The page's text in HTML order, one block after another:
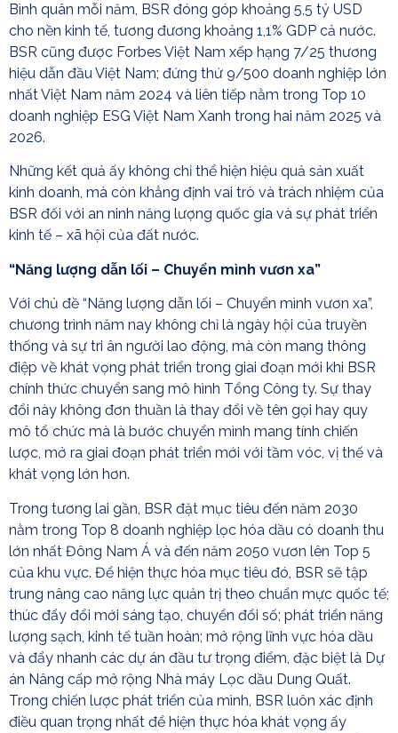
Bình quân mỗi năm, BSR đóng góp khoảng 5,5 tỷ USD
cho nền kinh tế, tương đương khoảng 1,1% GDP cả nước.
BSR cũng được Forbes Việt Nam xếp hạng 7/25 thương
hiệu dẫn đầu Việt Nam; đứng thứ 9/500 doanh nghiệp lớn
nhất Việt Nam năm 2024 và liên tiếp nằm trong Top 10
doanh nghiệp ESG Việt Nam Xanh trong hai năm 2025 và
2026.
Những kết quả ấy không chỉ thể hiện hiệu quả sản xuất
kinh doanh, mà còn khẳng định vai trò và trách nhiệm của
BSR đối với an ninh năng lượng quốc gia và sự phát triển
kinh tế – xã hội của đất nước.
“Năng lượng dẫn lối – Chuyển mình vươn xa”
Với chủ đề “Năng lượng dẫn lối – Chuyển mình vươn xa”,
chương trình năm nay không chỉ là ngày hội của truyền
thống và sự tri ân người lao động, mà còn mang thông
điệp về khát vọng phát triển trong giai đoạn mới khi BSR
chính thức chuyển sang mô hình Tổng Công ty. Sự thay
đổi này không đơn thuần là thay đổi về tên gọi hay quy
mô tổ chức mà là bước chuyển mình mang tính chiến
lược, mở ra giai đoạn phát triển mới với tầm vóc, vị thế và
khát vọng lớn hơn.
Trong tương lai gần, BSR đặt mục tiêu đến năm 2030
nằm trong Top 8 doanh nghiệp lọc hóa dầu có doanh thu
lớn nhất Đông Nam Á và đến năm 2050 vươn lên Top 5
của khu vực. Để hiện thực hóa mục tiêu đó, BSR sẽ tập
trung nâng cao năng lực quản trị theo chuẩn mực quốc tế;
thúc đẩy đổi mới sáng tạo, chuyển đổi số; phát triển năng
lượng sạch, kinh tế tuần hoàn; mở rộng lĩnh vực hóa dầu
và đẩy nhanh các dự án đầu tư trọng điểm, đặc biệt là Dự
án Nâng cấp mở rộng Nhà máy Lọc dầu Dung Quất.
Trong chiến lược phát triển của mình, BSR luôn xác định
điều quan trọng nhất để hiện thực hóa khát vọng ấy